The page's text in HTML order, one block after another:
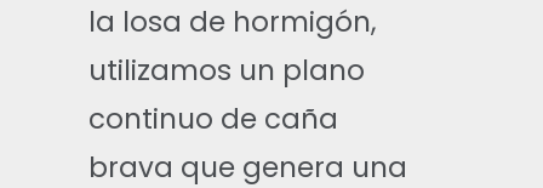
la losa de hormigón,
utilizamos un plano
continuo de caña
brava que genera una